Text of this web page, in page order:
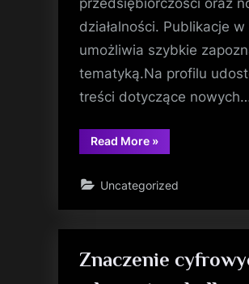
działalności. Publikacje
umożliwia szybkie
tematyką.Na profilu
treści dotyczące
Read More“Profil
HD
X
osób
»
Uncategorized
Znaczenie